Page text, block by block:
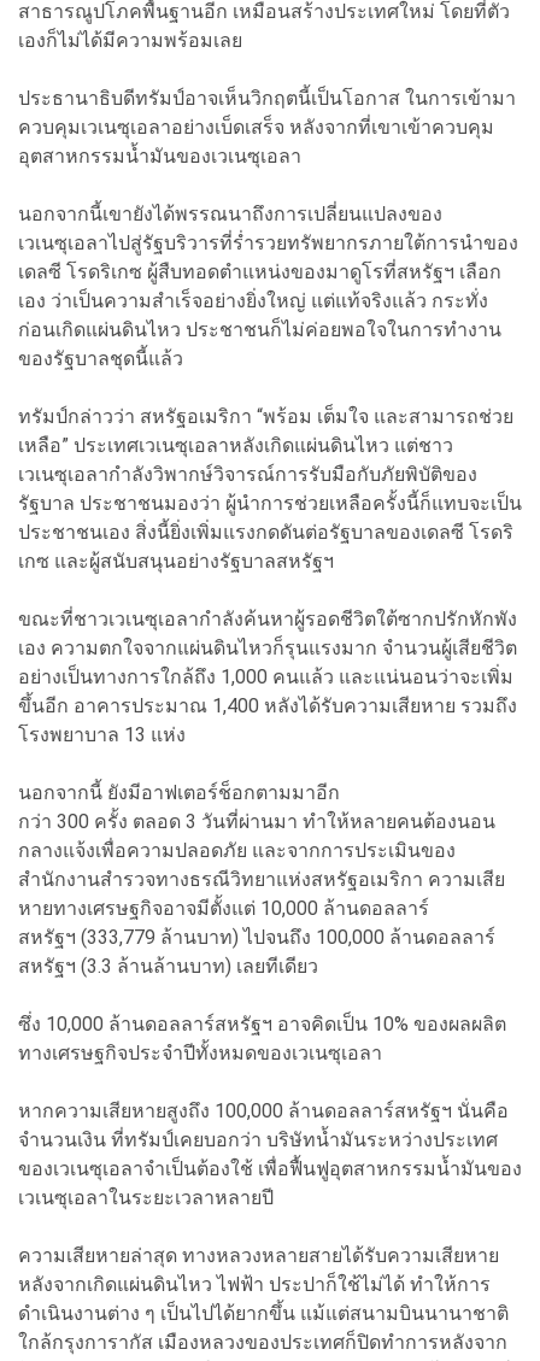
สาธารณูปโภคพื้นฐานอีก เหมือนสร้างประเทศใหม่ โดยที่ตัว
เองก็ไม่ได้มีความพร้อมเลย
ประธานาธิบดีทรัมป์อาจเห็นวิกฤตนี้เป็นโอกาส ในการเข้ามา
ควบคุมเวเนซุเอลาอย่างเบ็ดเสร็จ หลังจากที่เขาเข้าควบคุม
อุตสาหกรรมน้ำมันของเวเนซุเอลา
นอกจากนี้เขายังได้พรรณนาถึงการเปลี่ยนแปลงของ
เวเนซุเอลาไปสู่รัฐบริวารที่ร่ำรวยทรัพยากรภายใต้การนำของ
เดลซี โรดริเกซ ผู้สืบทอดตำแหน่งของมาดูโรที่สหรัฐฯ เลือก
เอง ว่าเป็นความสำเร็จอย่างยิ่งใหญ่ แต่แท้จริงแล้ว กระทั่ง
ก่อนเกิดแผ่นดินไหว ประชาชนก็ไม่ค่อยพอใจในการทำงาน
ของรัฐบาลชุดนี้แล้ว
ทรัมป์กล่าวว่า สหรัฐอเมริกา “พร้อม เต็มใจ และสามารถช่วย
เหลือ” ประเทศเวเนซุเอลาหลังเกิดแผ่นดินไหว แต่ชาว
เวเนซุเอลากำลังวิพากษ์วิจารณ์การรับมือกับภัยพิบัติของ
รัฐบาล ประชาชนมองว่า ผู้นำการช่วยเหลือครั้งนี้ก็แทบจะเป็น
ประชาชนเอง สิ่งนี้ยิ่งเพิ่มแรงกดดันต่อรัฐบาลของเดลซี โรดริ
เกซ และผู้สนับสนุนอย่างรัฐบาลสหรัฐฯ
ขณะที่ชาวเวเนซุเอลากำลังค้นหาผู้รอดชีวิตใต้ซากปรักหักพัง
เอง ความตกใจจากแผ่นดินไหวก็รุนแรงมาก จำนวนผู้เสียชีวิต
อย่างเป็นทางการใกล้ถึง 1,000 คนแล้ว และแน่นอนว่าจะเพิ่ม
ขึ้นอีก อาคารประมาณ 1,400 หลังได้รับความเสียหาย รวมถึง
โรงพยาบาล 13 แห่ง
นอกจากนี้ ยังมีอาฟเตอร์ช็อกตามมาอีก
กว่า 300 ครั้ง ตลอด 3 วันที่ผ่านมา ทำให้หลายคนต้องนอน
กลางแจ้งเพื่อความปลอดภัย และจากการประเมินของ
สำนักงานสำรวจทางธรณีวิทยาแห่งสหรัฐอเมริกา ความเสีย
หายทางเศรษฐกิจอาจมีตั้งแต่ 10,000 ล้านดอลลาร์
สหรัฐฯ (333,779 ล้านบาท) ไปจนถึง 100,000 ล้านดอลลาร์
สหรัฐฯ (3.3 ล้านล้านบาท) เลยทีเดียว
ซึ่ง 10,000 ล้านดอลลาร์สหรัฐฯ อาจคิดเป็น 10% ของผลผลิต
ทางเศรษฐกิจประจำปีทั้งหมดของเวเนซุเอลา
หากความเสียหายสูงถึง 100,000 ล้านดอลลาร์สหรัฐฯ นั่นคือ
จำนวนเงิน ที่ทรัมป์เคยบอกว่า บริษัทน้ำมันระหว่างประเทศ
ของเวเนซุเอลาจำเป็นต้องใช้ เพื่อฟื้นฟูอุตสาหกรรมน้ำมันของ
เวเนซุเอลาในระยะเวลาหลายปี
ความเสียหายล่าสุด ทางหลวงหลายสายได้รับความเสียหาย
หลังจากเกิดแผ่นดินไหว ไฟฟ้า ประปาก็ใช้ไม่ได้ ทำให้การ
ดำเนินงานต่าง ๆ เป็นไปได้ยากขึ้น แม้แต่สนามบินนานาชาติ
ใกล้กรุงการากัส เมืองหลวงของประเทศก็ปิดทำการหลังจาก